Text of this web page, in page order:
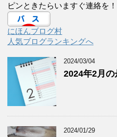
ピンときたらいますぐ連絡を！
にほんブログ村
人気ブログランキングへ
2024/03/04
2024年2月
2024/01/29